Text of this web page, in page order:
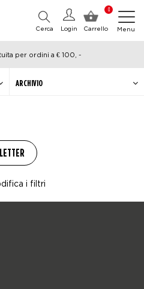
0
Carrello
Login
Cerca Menu
per ordini a € 100, -
giorni lavorativi, spedito lo stesso
giornoARCHIVIO
i filtri